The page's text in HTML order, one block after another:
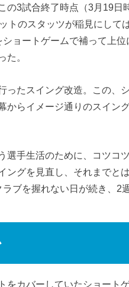
の3試合終了時点（3月19日
トのスタッツが稲見にして
ョートゲームで補って上位
た。
ったスイング改造。この、
らイメージ通りのスイン
選手生活のために、コツコ
ングを見直し、それまでと
ブを握れない日が続き、2
をカバーしていたショート